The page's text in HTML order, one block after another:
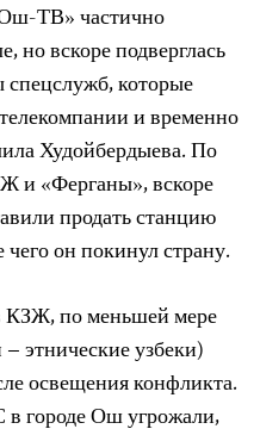
ТВ» частично
но вскоре подверглась
спецслужб, которые
и временно
Худойбердыева. По
и «Ферганы», вскоре
продать станцию
он покинул страну.
КЗЖ, по меньшей мере
этнические узбеки)
освещения конфликта.
городе Ош угрожали,